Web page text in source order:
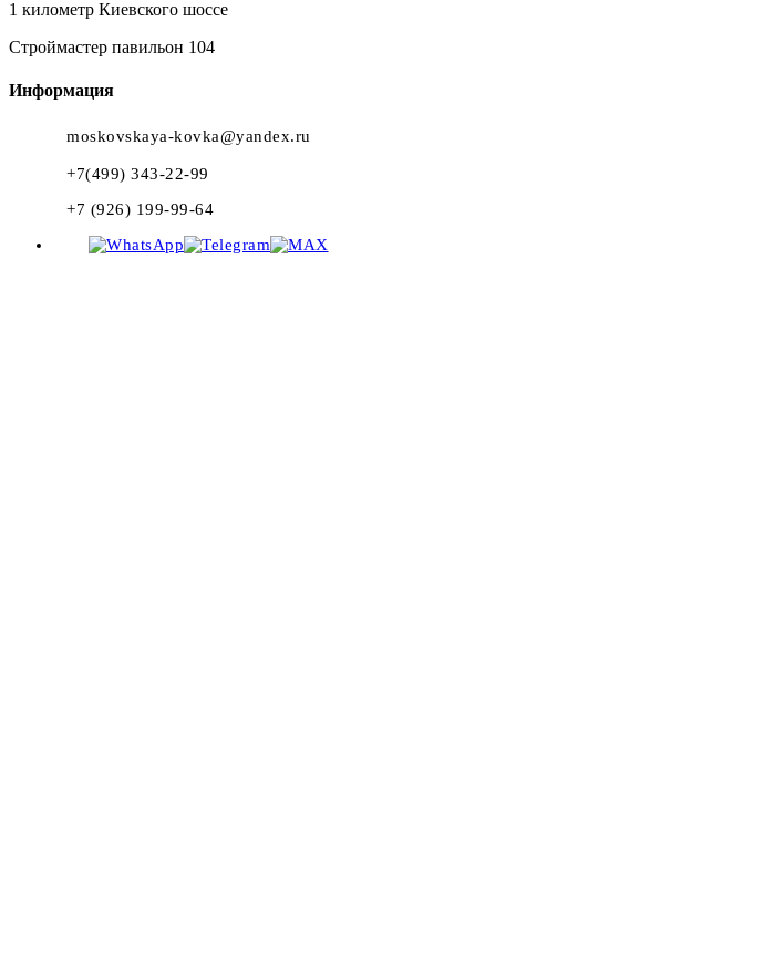
1 километр Киевского шоссе
Строймастер павильон 104
Информация
moskovskaya-kovka@yandex.ru
+7(499) 343-22-99
+7 (926) 199-99-64